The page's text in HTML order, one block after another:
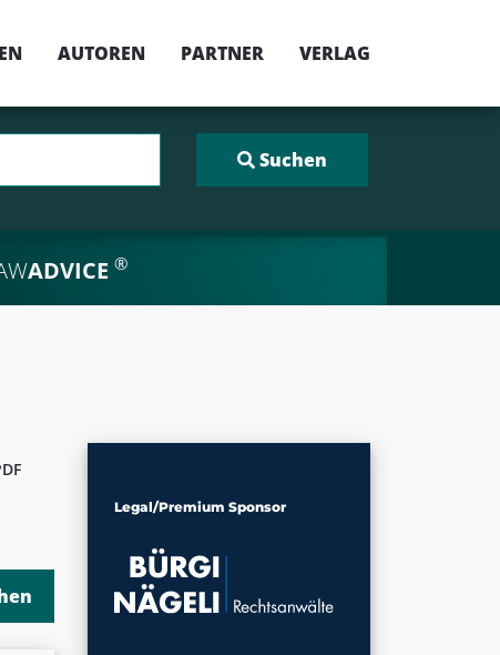
AUTOREN PARTNER VERLAG
ADVICE ®
Legal/Premium Sponsor